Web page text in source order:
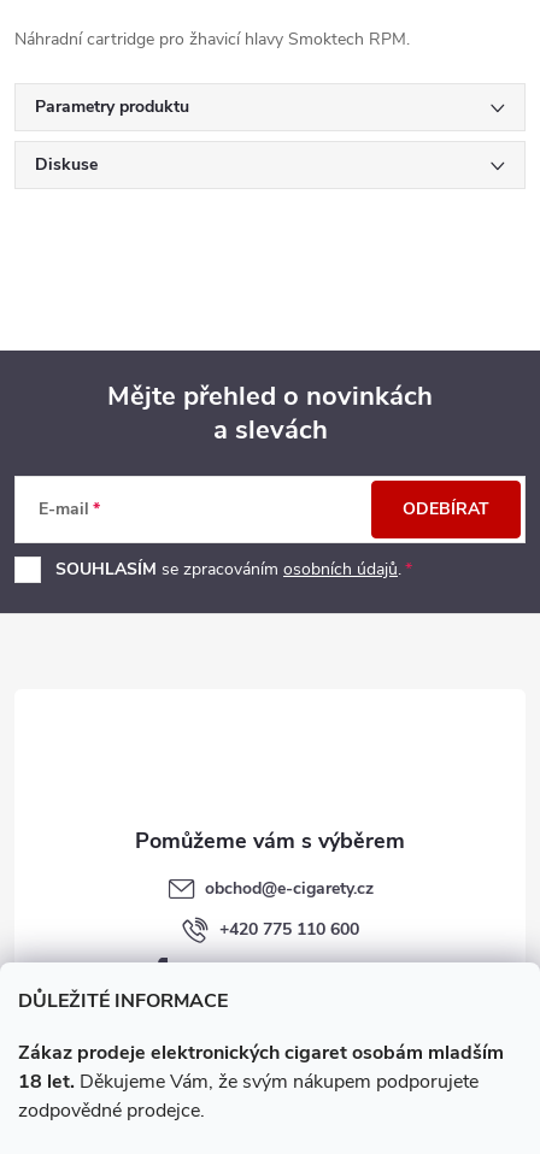
DŮLEŽITÉ INFORMACE
Zákaz prodeje elektronických cigaret osobám mladším
18 let. Děkujeme Vám, že svým nákupem podporujete
zodpovědné prodejce.
Náhradní cartridge pro žhavicí hlavy Smoktech RPM.
Parametry produktu
Diskuse
p
a
Mějte přehled o novinkách
a slevách
E-mail
SOUHLASÍM se zpracováním osobních údajů.
ODEBÍRAT
obchod@e-cigarety.cz
+420 775 110 600
facebook.com/e-cigarety.cz